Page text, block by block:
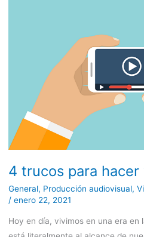
4 trucos para
General, Producción audiovisual,
/ enero 22, 2021
Hoy en día, vivimos en una era en